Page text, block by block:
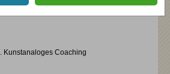
Kunstanaloges Coaching